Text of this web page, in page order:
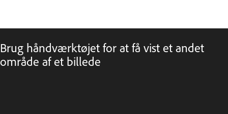
Brug håndværktøjet for at få vist et andet
område af et billede